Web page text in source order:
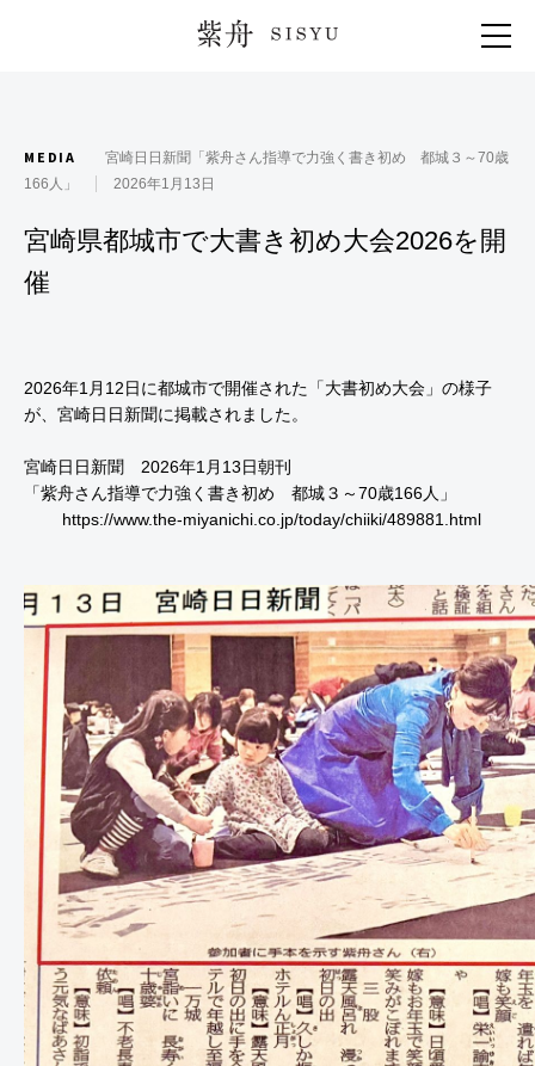
紫舟 SISYU
MEDIA
宮崎日日新聞「紫舟さん指導で力強く書き初め 都城３～70歳
166人」
2026年1月13日
宮崎県都城市で大書き初め大会2026を開
催
2026年1月12日に都城市で開催された「大書初め大会」の様子
が、宮崎日日新聞に掲載されました。
宮崎日日新聞 2026年1月13日朝刊
「紫舟さん指導で力強く書き初め 都城３～70歳166人」
https://www.the-miyanichi.co.jp/today/chiiki/489881.html